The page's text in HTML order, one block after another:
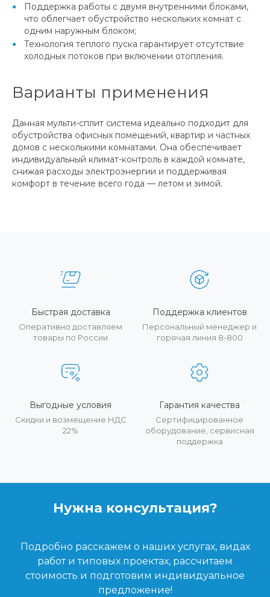
Поддержка работы с двумя внутренними блоками,
что облегчает обустройство нескольких комнат с
одним наружным блоком;
Технология теплого пуска гарантирует отсутствие
холодных потоков при включении отопления.
Варианты применения
Данная мульти-сплит система идеально подходит для
обустройства офисных помещений, квартир и частных
домов с несколькими комнатами. Она обеспечивает
индивидуальный климат-контроль в каждой комнате,
снижая расходы электроэнергии и поддерживая
комфорт в течение всего года — летом и зимой.
Быстрая доставка
Оперативно доставляем
товары по России
Поддержка клиентов
Персональный менеджер и
горячая линия 8-800
Выгодные условия
Скидки и возмещение НДС
22%
Гарантия качества
Сертифицированное
оборудование, сервисная
поддержка
Нужна консультация?
Подробно расскажем о наших услугах, видах
работ и типовых проектах, рассчитаем
стоимость и подготовим индивидуальное
предложение!